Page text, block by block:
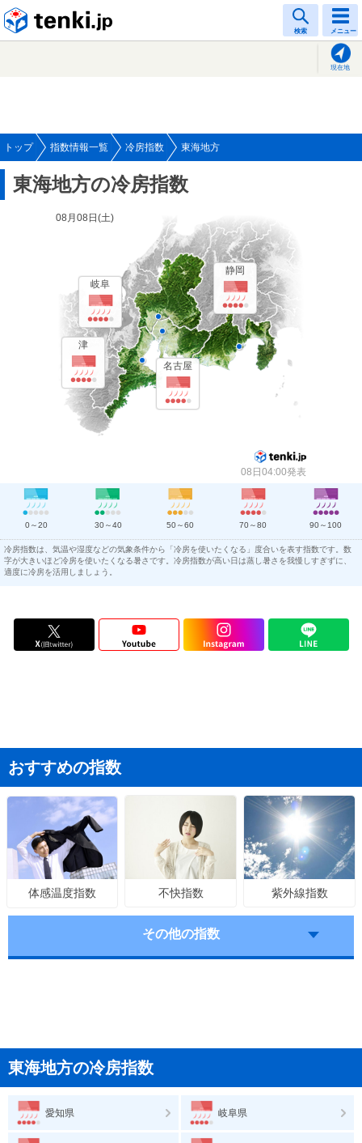
検索 メニュー
現在地
トップ 指数情報一覧 冷房指数 東海地方
東海地方の冷房指数
08月08日(土)
岐阜
静岡
名古屋
津
08日04:00発表
0～20 30～40 50～60 70～80 90～100
冷房指数は、気温や湿度などの気象条件から「冷房を使いたくなる」度合いを表す指数です。数
字が大きいほど冷房を使いたくなる暑さです。冷房指数が高い日は蒸し暑さを我慢しすぎずに、
適度に冷房を活用しましょう。
おすすめの指数
体感温度指数 不快指数 紫外線指数
その他の指数
東海地方の冷房指数
愛知県 岐阜県